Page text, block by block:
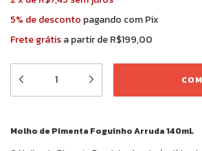
5% de desconto pagando com Pix
Frete grátisa partir deR$199,00
Molho de Pimenta Foguinho Arruda 140mL